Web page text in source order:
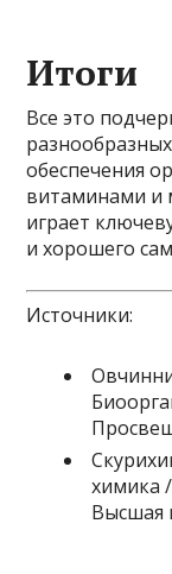
Итоги
Все это
обеспечения
витаминами и
играет
и хорошего
Источники:
химика
Высшая